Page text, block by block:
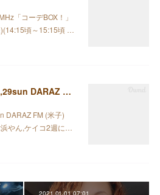
「コーデBOX！」
頃～15:15頃 …
◆RADIO出演 11/22sun,29sun DARAZ FM (米子) 79.8MHz
FM (米子)
やん,ケイコ2週に…
2021.01.01 07:01